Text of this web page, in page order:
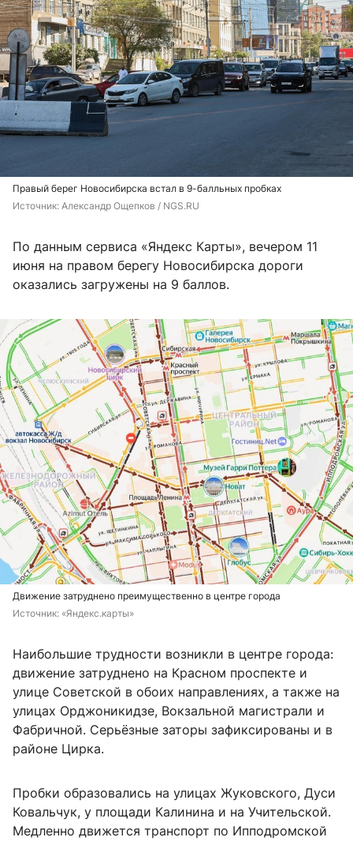
Правый берег Новосибирска встал в 9-балльных пробках
Источник: Александр Ощепков / NGS.RU
По данным сервиса «Яндекс Карты», вечером 11
июня на правом берегу Новосибирска дороги
оказались загружены на 9 баллов.
Движение затруднено преимущественно в центре города
Источник: «Яндекс.карты»
Наибольшие трудности возникли в центре города:
движение затруднено на Красном проспекте и
улице Советской в обоих направлениях, а также на
улицах Орджоникидзе, Вокзальной магистрали и
Фабричной. Серьёзные заторы зафиксированы и в
районе Цирка.
Пробки образовались на улицах Жуковского, Дуси
Ковальчук, у площади Калинина и на Учительской.
Медленно движется транспорт по Ипподромской